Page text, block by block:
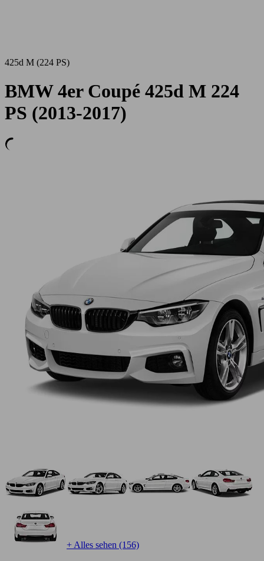
425d M (224 PS)
BMW 4er Coupé 425d M 224
PS (2013-2017)
+ Alles sehen (156)